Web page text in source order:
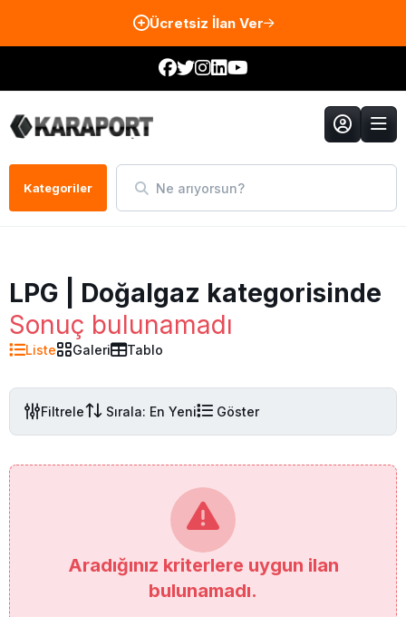
Ücretsiz İlan Ver
Kategoriler Ne arıyorsun?
LPG | Doğalgaz kategorisinde
Sonuç bulunamadı
Liste Galeri Tablo
Filtrele Sırala: En Yeni Göster
Aradığınız kriterlere uygun ilan
bulunamadı.